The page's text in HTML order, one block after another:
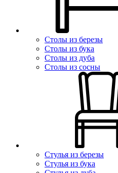
Столы из березы
Столы из бука
Столы из дуба
Столы из сосны
Стулья из березы
Стулья из бука